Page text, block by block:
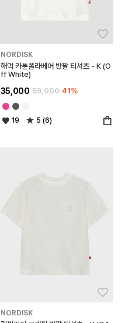
NORDISK
해먹 카툰폴라베어 반팔 티셔츠 - K (O
ff White)
35,000 59,000 41%
19 5 (6)
NORDISK